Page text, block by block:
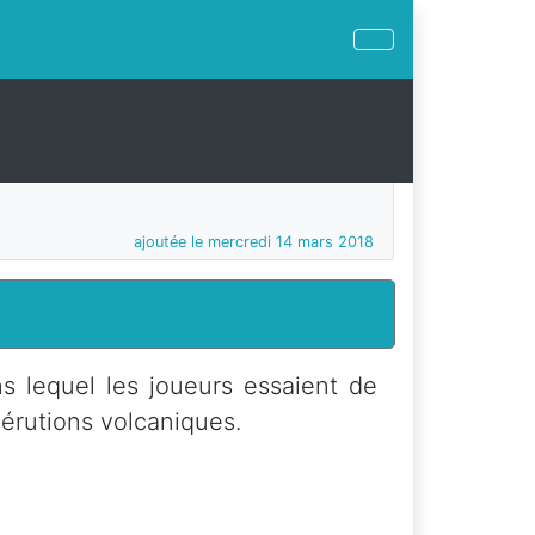
ajoutée le mercredi 14 mars 2018
lequel les joueurs essaient de
volcaniques.